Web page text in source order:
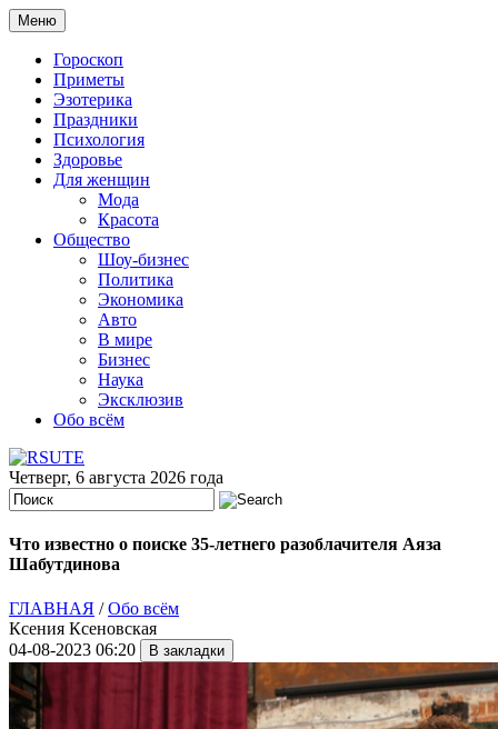
Меню
Гороскоп
Приметы
Эзотерика
Праздники
Психология
Здоровье
Для женщин
Мода
Красота
Общество
Шоу-бизнес
Политика
Экономика
Авто
В мире
Бизнес
Наука
Эксклюзив
Обо всём
Четверг, 6 августа 2026 года
Что известно о поиске 35-летнего разоблачителя Аяза
Шабутдинова
ГЛАВНАЯ /Обо всём
Ксения Ксеновская
04-08-2023 06:20